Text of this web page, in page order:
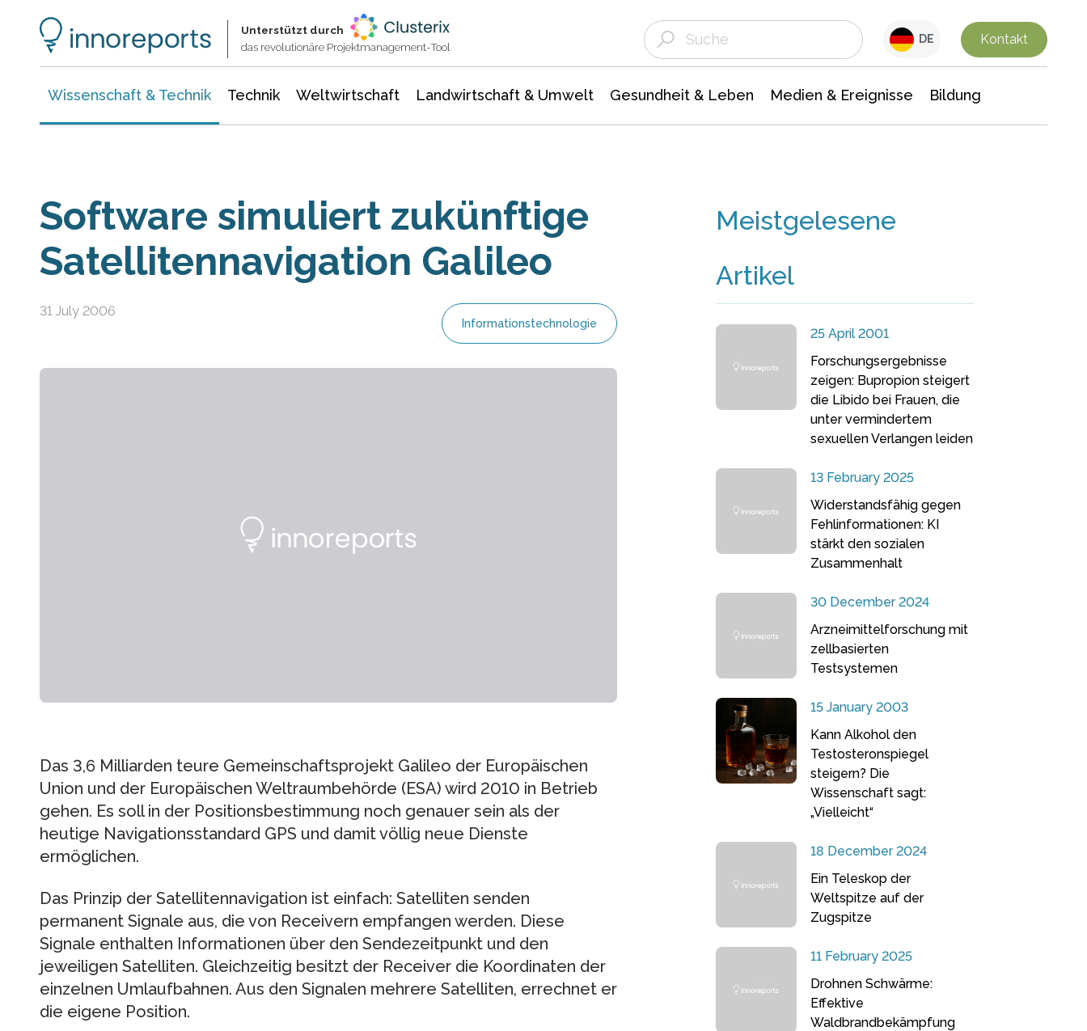
Unterstützt durch
das revolutionäre Projektmanagement-Tool
DE Kontakt
Wissenschaft & Technik Technik Weltwirtschaft Landwirtschaft & Umwelt Gesundheit & Leben Medien & Ereignisse Bildung
Software simuliert zukünftige
Satellitennavigation Galileo
31 July 2006
Informationstechnologie
Das 3,6 Milliarden teure Gemeinschaftsprojekt Galileo der Europäischen
Union und der Europäischen Weltraumbehörde (ESA) wird 2010 in Betrieb
gehen. Es soll in der Positionsbestimmung noch genauer sein als der
heutige Navigationsstandard GPS und damit völlig neue Dienste
ermöglichen.
Das Prinzip der Satellitennavigation ist einfach: Satelliten senden
permanent Signale aus, die von Receivern empfangen werden. Diese
Signale enthalten Informationen über den Sendezeitpunkt und den
jeweiligen Satelliten. Gleichzeitig besitzt der Receiver die Koordinaten der
einzelnen Umlaufbahnen. Aus den Signalen mehrere Satelliten, errechnet er
die eigene Position.
Meistgelesene
Artikel
25 April 2001
Forschungsergebnisse
zeigen: Bupropion steigert
die Libido bei Frauen, die
unter vermindertem
sexuellen Verlangen leiden
13 February 2025
Widerstandsfähig gegen
Fehlinformationen: KI
stärkt den sozialen
Zusammenhalt
30 December 2024
Arzneimittelforschung mit
zellbasierten
Testsystemen
15 January 2003
Kann Alkohol den
Testosteronspiegel
steigern? Die
Wissenschaft sagt:
„Vielleicht“
18 December 2024
Ein Teleskop der
Weltspitze auf der
Zugspitze
11 February 2025
Drohnen Schwärme:
Effektive
Waldbrandbekämpfung